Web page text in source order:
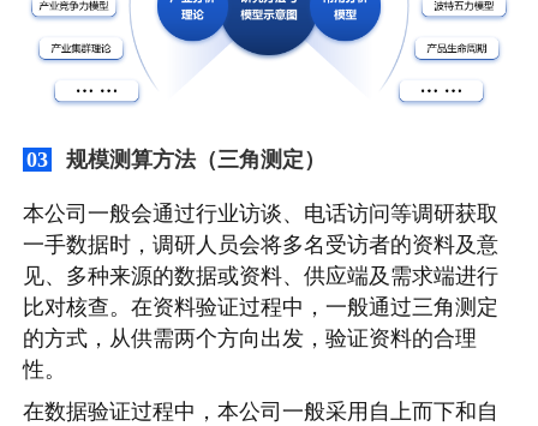
03 规模测算方法（三角测定）
本公司一般会通过行业访谈、电话访问等调研获取
一手数据时，调研人员会将多名受访者的资料及意
见、多种来源的数据或资料、供应端及需求端进行
比对核查。在资料验证过程中，一般通过三角测定
的方式，从供需两个方向出发，验证资料的合理
性。
在数据验证过程中，本公司一般采用自上而下和自